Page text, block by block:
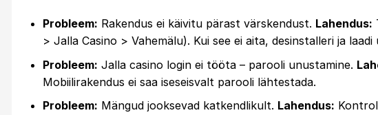
Probleem: Rakendus ei käivitu pärast värskendust. Lahendus:
> Jalla Casino > Vahemälu). Kui see ei aita, desinstalleri ja laadi
Probleem: Jalla casino login ei tööta – parooli unustamine.
Mobiilirakendus ei saa iseseisvalt parooli lähtestada.
Probleem: Mängud jooksevad katkendlikult. Lahendus: